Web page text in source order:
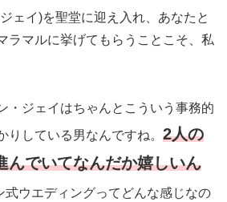
ェイ)を聖堂に迎え入れ、あなたと
ラマルに挙げてもらうことこそ、私
・ジェイはちゃんとこういう事務的
りしている男なんですね。 2人の
んでいてなんだか嬉しいん
式ウエディングってどんな感じなの